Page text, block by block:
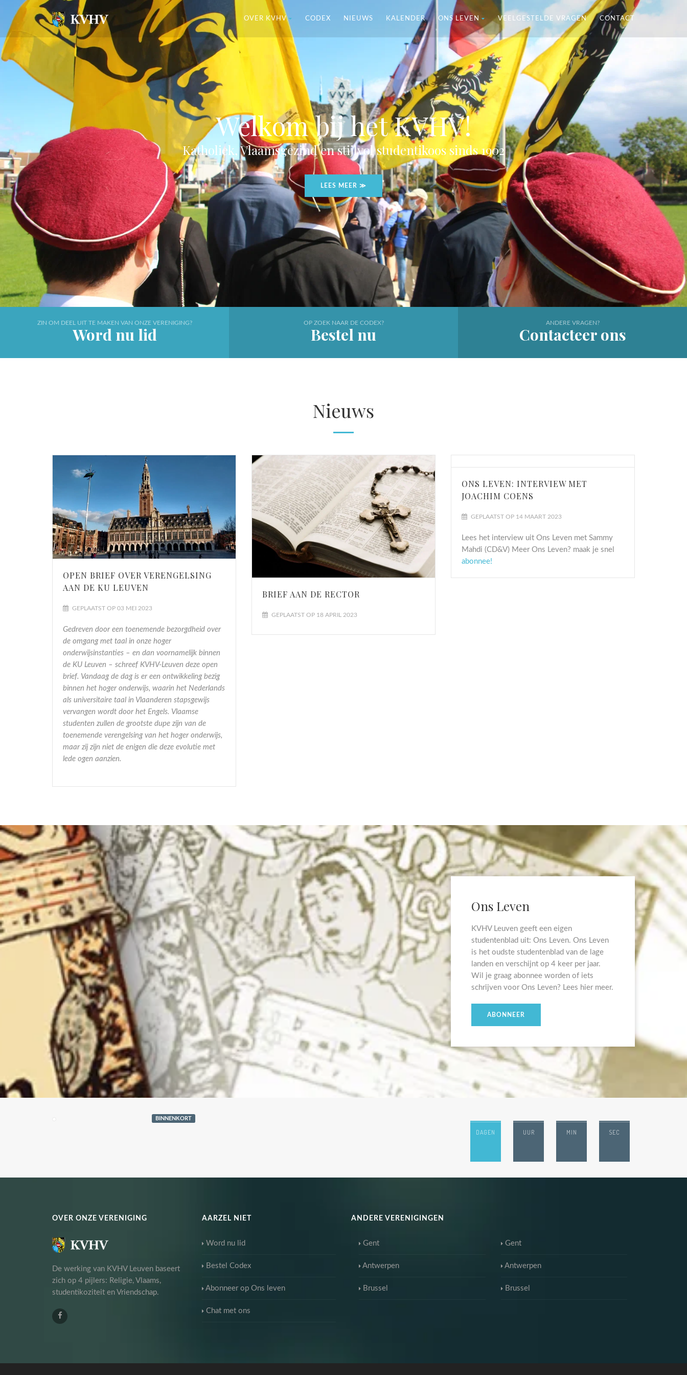
OVER KVHV CODEX NIEUWS KALENDER ONS LEVEN VEELGESTELDE VRAGEN CONTACT
Welkom bij het KVHV!
Katholiek, Vlaamsgezind en stijlvol studentikoos sinds 1902
LEES MEER ≫
ZIN OM DEEL UIT TE MAKEN VAN ONZE VERENIGING?
Word nu lid
OP ZOEK NAAR DE CODEX?
Bestel nu
ANDERE VRAGEN?
Contacteer ons
Nieuws
OPEN BRIEF OVER VERENGELSING
AAN DE KU LEUVEN
GEPLAATST OP 03 MEI 2023
Gedreven door een toenemende bezorgdheid over
de omgang met taal in onze hoger
onderwijsinstanties – en dan voornamelijk binnen
de KU Leuven – schreef KVHV-Leuven deze open
brief. Vandaag de dag is er een ontwikkeling bezig
binnen het hoger onderwijs, waarin het Nederlands
als universitaire taal in Vlaanderen stapsgewijs
vervangen wordt door het Engels. Vlaamse
studenten zullen de grootste dupe zijn van de
toenemende verengelsing van het hoger onderwijs,
maar zij zijn niet de enigen die deze evolutie met
lede ogen aanzien.
BRIEF AAN DE RECTOR
GEPLAATST OP 18 APRIL 2023
ONS LEVEN: INTERVIEW MET
JOACHIM COENS
GEPLAATST OP 14 MAART 2023
Lees het interview uit Ons Leven met Sammy
Mahdi (CD&V) Meer Ons Leven? maak je snel
abonnee!
Ons Leven
KVHV Leuven geeft een eigen
studentenblad uit: Ons Leven. Ons Leven
is het oudste studentenblad van de lage
landen en verschijnt op 4 keer per jaar.
Wil je graag abonnee worden of iets
schrijven voor Ons Leven? Lees hier meer.
ABONNEER
BINNENKORT
DAGEN UUR MIN SEC
OVER ONZE VERENIGING
De werking van KVHV Leuven baseert
zich op 4 pijlers: Religie, Vlaams,
studentikoziteit en Vriendschap.
AARZEL NIET
Word nu lid
Bestel Codex
Abonneer op Ons leven
Chat met ons
ANDERE VERENIGINGEN
Gent
Antwerpen
Brussel
Gent
Antwerpen
Brussel